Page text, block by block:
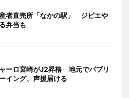
者直売所「なかの駅」 ジビエや
弁当も
ーロ宮崎がJ2昇格 地元でパブリ
イング、声援届ける